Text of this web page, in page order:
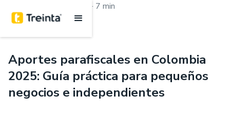
. 7 min
Aportes parafiscales en Colombia
2025: Guía práctica para pequeños
negocios e independientes